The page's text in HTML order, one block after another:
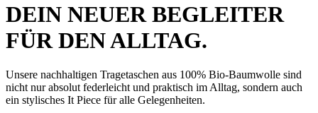
DEIN NEUER BEGLEITER
FÜR DEN ALLTAG.
Unsere nachhaltigen Tragetaschen aus 100% Bio-Baumwolle sind
nicht nur absolut federleicht und praktisch im Alltag, sondern auch
ein stylisches It Piece für alle Gelegenheiten.